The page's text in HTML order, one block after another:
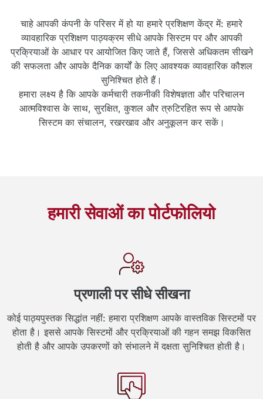
चाहे आपकी कंपनी के परिसर में हो या हमारे प्रशिक्षण केंद्र में: हमारे
व्यावहारिक प्रशिक्षण पाठ्यक्रम सीधे आपके सिस्टम पर और आपकी
प्रक्रियाओं के आधार पर आयोजित किए जाते हैं, जिससे अधिकतम सीखने
की सफलता और आपके दैनिक कार्यों के लिए आवश्यक व्यावहारिक कौशल
सुनिश्चित होते हैं।
हमारा लक्ष्य है कि आपके कर्मचारी तकनीकी विशेषज्ञता और परिचालन
आत्मविश्वास के साथ, सुरक्षित, कुशल और त्रुटिरहित रूप से आपके
सिस्टम का संचालन, रखरखाव और अनुकूलन कर सकें।
हमारी सेवाओं का पोर्टफोलियो
प्रणाली पर सीधे सीखना
कोई पाठ्यपुस्तक सिद्धांत नहीं: हमारा प्रशिक्षण आपके वास्तविक सिस्टमों पर
होता है। इससे आपके सिस्टमों और प्रक्रियाओं की गहन समझ विकसित
होती है और आपके उपकरणों को संभालने में दक्षता सुनिश्चित होती है।